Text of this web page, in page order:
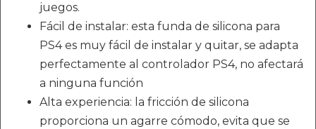
juegos.
Fácil de instalar: esta funda de silicona para
PS4 es muy fácil de instalar y quitar, se adapta
perfectamente al controlador PS4, no afectará
a ninguna función
Alta experiencia: la fricción de silicona
proporciona un agarre cómodo, evita que se